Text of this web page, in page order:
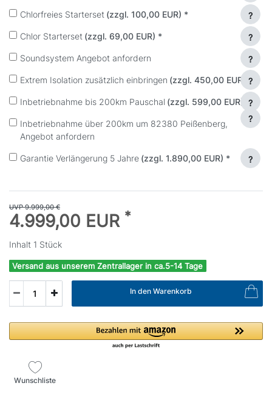
Chlorfreies Starterset (zzgl. 100,00 EUR) * ?
Chlor Starterset (zzgl. 69,00 EUR) * ?
Soundsystem Angebot anfordern ?
Extrem Isolation zusätzlich einbringen (zzgl. 450,00 EUR) *
?
Inbetriebnahme bis 200km Pauschal (zzgl. 599,00 EUR) *?
Inbetriebnahme über 200km um 82380 Peißenberg,
Angebot anfordern
?
Garantie Verlängerung 5 Jahre (zzgl. 1.890,00 EUR) * ?
UVP 9.999,00 €
4.999,00 EUR *
Inhalt 1 Stück
Versand aus unserem Zentrallager in ca.5-14 Tage
In den Warenkorb
Wunschliste